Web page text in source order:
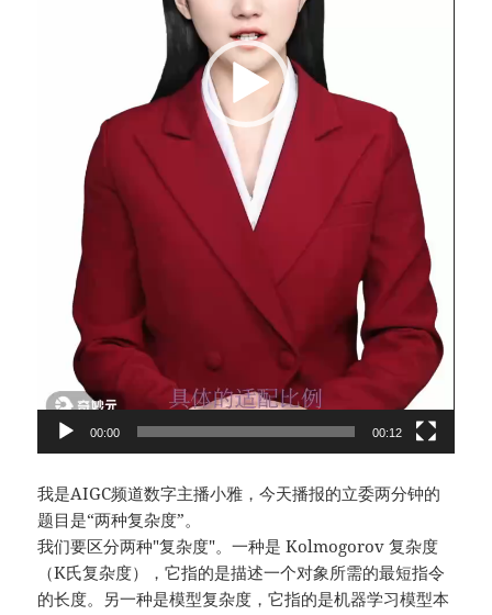
00:00 00:12
我是AIGC频道数字主播小雅，今天播报的立委两分钟的
题目是“两种复杂度”。
我们要区分两种"复杂度"。一种是 Kolmogorov 复杂度
（K氏复杂度），它指的是描述一个对象所需的最短指令
的长度。另一种是模型复杂度，它指的是机器学习模型本